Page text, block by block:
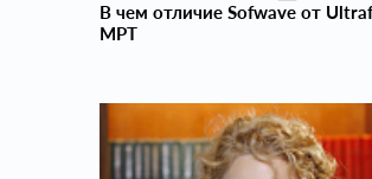
В чем отличие Sofwave от
MPT